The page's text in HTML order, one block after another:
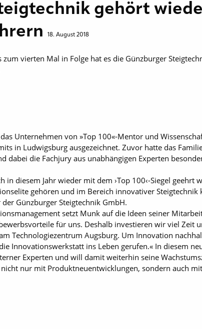
gehört
18. August 2018
vierten Mal in Folge hat es die Günzburger
Unternehmen von »Top 100«-Mentor und
in Ludwigsburg ausgezeichnet. Zuvor hatte das
dabei die Fachjury aus unabhängigen Experten
in diesem Jahr wieder mit dem ›Top 100‹-Siegel geehrt
gehören und im Bereich innovativer Steigtechnik
Günzburger Steigtechnik GmbH.
setzt Munk auf die Ideen seiner
für uns. Deshalb investieren wir viel Zeit
Technologiezentrum Augsburg. Um Innovation
Innovationswerkstatt ins Leben gerufen.« In diesem
Experten und will damit weiterhin seine
nur mit Produktneuentwicklungen, sondern auch